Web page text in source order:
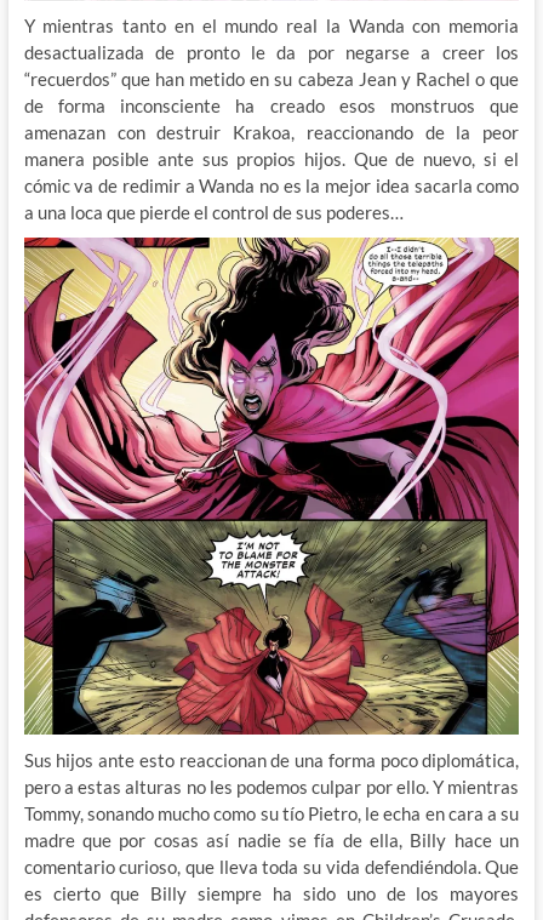
Y mientras tanto en el mundo real la Wanda con memoria
desactualizada de pronto le da por negarse a creer los
“recuerdos” que han metido en su cabeza Jean y Rachel o que
de forma inconsciente ha creado esos monstruos que
amenazan con destruir Krakoa, reaccionando de la peor
manera posible ante sus propios hijos. Que de nuevo, si el
cómic va de redimir a Wanda no es la mejor idea sacarla como
a una loca que pierde el control de sus poderes…
Sus hijos ante esto reaccionan de una forma poco diplomática,
pero a estas alturas no les podemos culpar por ello. Y mientras
Tommy, sonando mucho como su tío Pietro, le echa en cara a su
madre que por cosas así nadie se fía de ella, Billy hace un
comentario curioso, que lleva toda su vida defendiéndola. Que
es cierto que Billy siempre ha sido uno de los mayores